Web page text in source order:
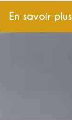
En savoir plus